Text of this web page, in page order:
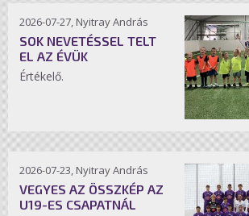
2026-07-27, Nyitray András
SOK NEVETÉSSEL TELT
EL AZ ÉVÜK
Értékelő.
2026-07-23, Nyitray András
VEGYES AZ ÖSSZKÉP AZ
U19-ES CSAPATNÁL